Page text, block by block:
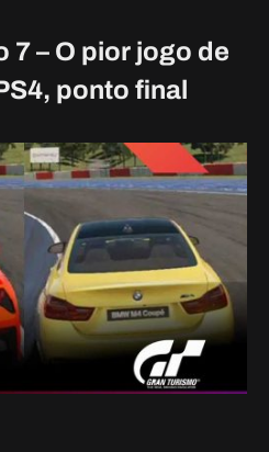
7 – O pior jogo de
ponto final